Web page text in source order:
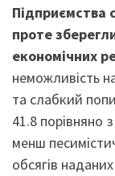
проте
економічних
неможливість
та слабкий
41.8 порівняно
менш
обсягів